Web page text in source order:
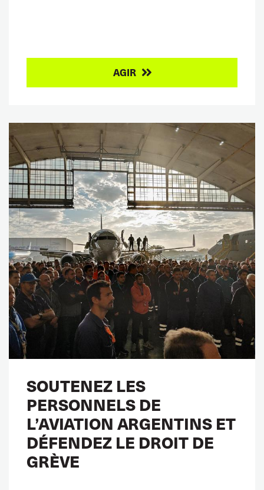
AGIR
SOUTENEZ LES
PERSONNELS DE
L’AVIATION ARGENTINS ET
DÉFENDEZ LE DROIT DE
GRÈVE